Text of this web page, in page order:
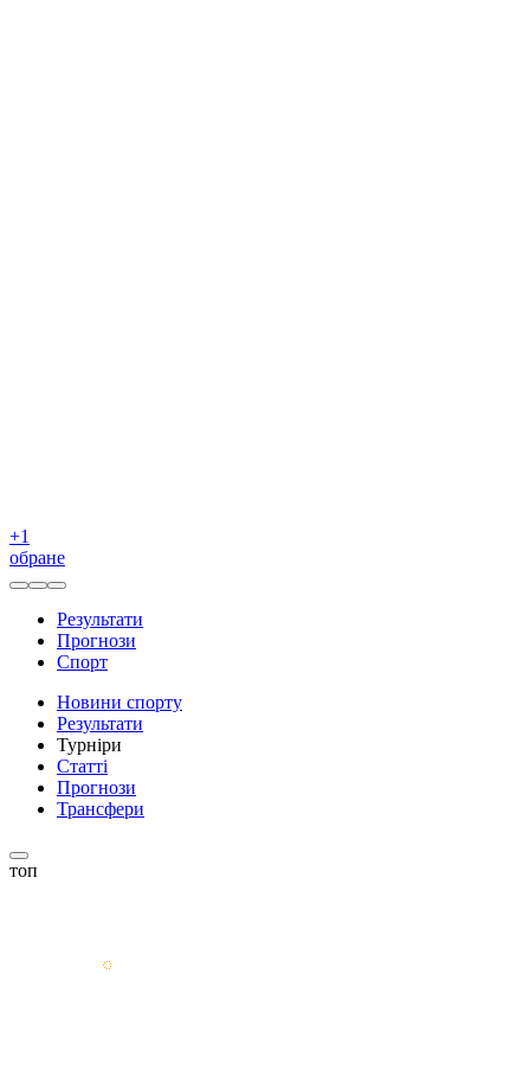
+1
обране
Результати
Прогнози
Спорт
Новини спорту
Результати
Турніри
Статті
Прогнози
Трансфери
топ